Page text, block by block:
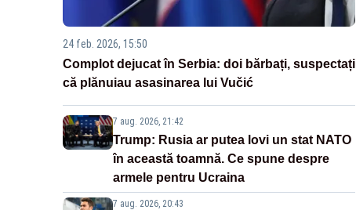
24 feb. 2026, 15:50
Complot dejucat în Serbia: doi bărbați, suspectați
că plănuiau asasinarea lui Vučić
7 aug. 2026, 21:42
Trump: Rusia ar putea lovi un stat NATO
în această toamnă. Ce spune despre
armele pentru Ucraina
7 aug. 2026, 20:43